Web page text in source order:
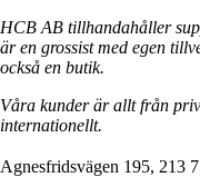
HCB AB tillhandahåller
är en grossist med egen
också en butik.
Våra kunder är allt från
internationellt.
Agnesfridsvägen 195, 213